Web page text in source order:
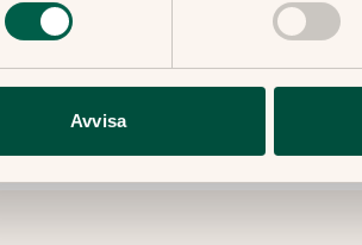
Avvisa
Genom att ange din e-
samt att ta emot e-